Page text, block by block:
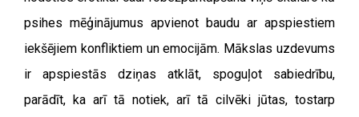
psihes mēģinājumus apvienot baudu ar apspiestiem
iekšējiem konfliktiem un emocijām. Mākslas uzdevums
ir apspiestās dziņas atklāt, spoguļot sabiedrību,
parādīt, ka arī tā notiek, arī tā cilvēki jūtas, tostarp